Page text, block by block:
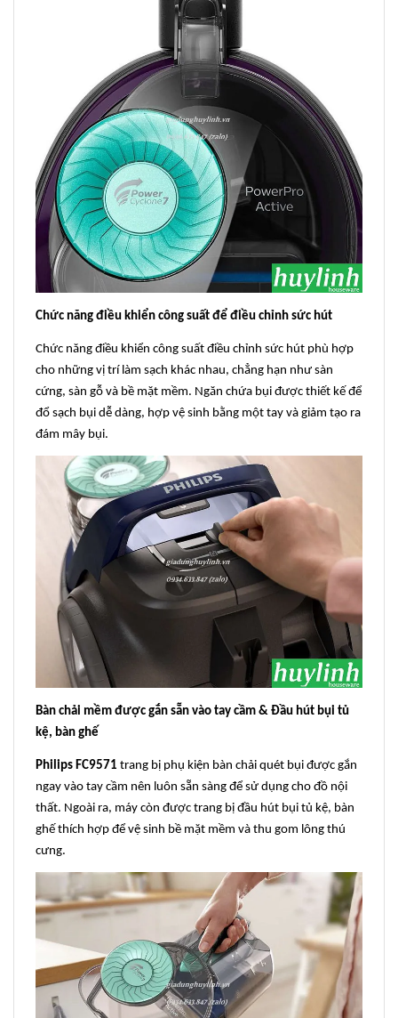
Chức năng điều khiển công suất để điều chỉnh sức hút
Chức năng điều khiển công suất điều chỉnh sức hút phù hợp
cho những vị trí làm sạch khác nhau, chẳng hạn như sàn
cứng, sàn gỗ và bề mặt mềm. Ngăn chứa bụi được thiết kế để
đổ sạch bụi dễ dàng, hợp vệ sinh bằng một tay và giảm tạo ra
đám mây bụi.
Bàn chải mềm được gắn sẵn vào tay cầm & Đầu hút bụi tủ
kệ, bàn ghế
Philips FC9571 trang bị phụ kiện bàn chải quét bụi được gắn
ngay vào tay cầm nên luôn sẵn sàng để sử dụng cho đồ nội
thất. Ngoài ra, máy còn được trang bị đầu hút bụi tủ kệ, bàn
ghế thích hợp để vệ sinh bề mặt mềm và thu gom lông thú
cưng.